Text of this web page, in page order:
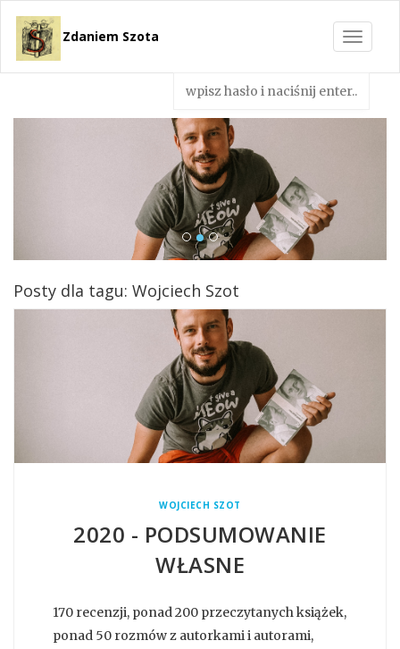
Toggle
Zdaniem Szota
Posty dla tagu: Wojciech Szot
WOJCIECH SZOT
2020 - PODSUMOWANIE
WŁASNE
170 recenzji, ponad 200 przeczytanych książek,
ponad 50 rozmów z autorkami i autorami,